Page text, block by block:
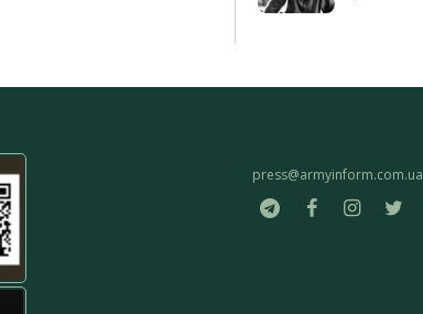
press@armyinform.com.ua